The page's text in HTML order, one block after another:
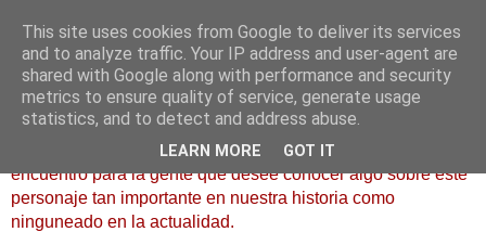
Fernán González, el Buen
Conde
Bienvenidos a la bitácora de Fernán González, lugar de
encuentro para la gente que desee conocer algo sobre este
personaje tan importante en nuestra historia como
ninguneado en la actualidad.
This site uses cookies from Google to deliver its services
and to analyze traffic. Your IP address and user-agent are
shared with Google along with performance and security
metrics to ensure quality of service, generate usage
statistics, and to detect and address abuse.
LEARN MORE GOT IT